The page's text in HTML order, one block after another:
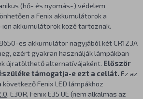
(hő- és nyomás-) védelem
a Fenix akkumulátorok a
akkumulátorok közé tartoznak.
es akkumulátor nagyjából két CR123A
ezért gyakran használják lámpákban
újratölthető alternatívájaként. Először
támogatja-e ezt a cellát.Ez az
Fenix LED lámpákhoz
, E30R, Fenix E35 UE (nem alkalmas az